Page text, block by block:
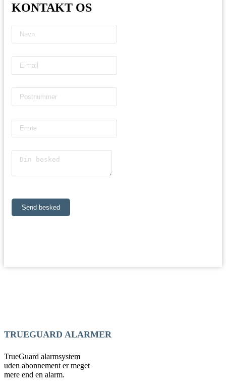
KONTAKT OS
Send besked
TRUEGUARD ALARMER
TrueGuard alarmsystem
uden abonnement er meget
mere end en alarm.